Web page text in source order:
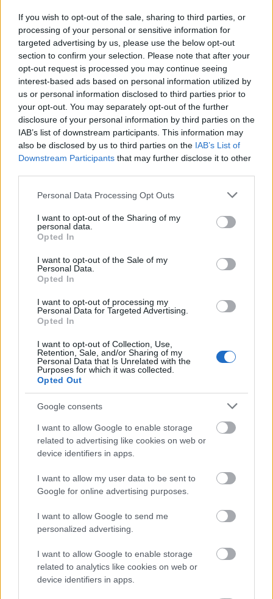
If you wish to opt-out of the sale, sharing to third parties, or
processing of your personal or sensitive information for
targeted advertising by us, please use the below opt-out
section to confirm your selection. Please note that after your
opt-out request is processed you may continue seeing
interest-based ads based on personal information utilized by
us or personal information disclosed to third parties prior to
your opt-out. You may separately opt-out of the further
disclosure of your personal information by third parties on the
IAB’s list of downstream participants. This information may
also be disclosed by us to third parties on the IAB’s List of
Downstream Participants that may further disclose it to other
Please note that this website/app uses one or more Google
not limited to your visit or usage behaviour. You may click to
grant or deny consent to Google and its third-party tags to
use your data for below specified purposes in below Google
consent section.
Personal Data Processing Opt Outs
I want to opt-out of the Sharing of my
personal data.
Opted In
I want to opt-out of the Sale of my
Personal Data.
Opted In
I want to opt-out of processing my
Personal Data for Targeted Advertising.
Opted In
I want to opt-out of Collection, Use,
Retention, Sale, and/or Sharing of my
Personal Data that Is Unrelated with the
Purposes for which it was collected.
Opted Out
Google consents
I want to allow Google to enable storage
related to advertising like cookies on web or
device identifiers in apps.
I want to allow my user data to be sent to
Google for online advertising purposes.
I want to allow Google to send me
personalized advertising.
I want to allow Google to enable storage
related to analytics like cookies on web or
device identifiers in apps.
της «κοκαΐνης των φτωχών» – Στις 150.000 € η
αξία της
ΤΟΠΙΚΑ ΝΕΑ
Πάτρα: Στη «φάκα» 42χρονος – Είχε στο σπίτι
του δενδρύλλια κάνναβης σε πλήρη ανάπτυξη